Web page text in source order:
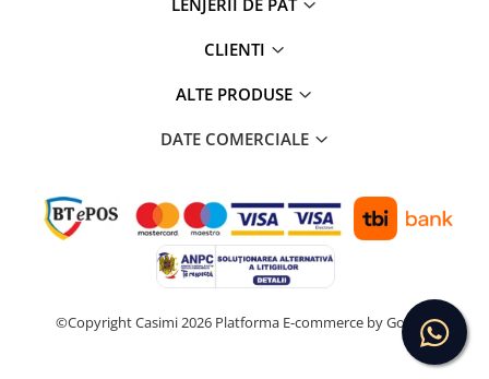
CLIENTI
ALTE PRODUSE
DATE COMERCIALE
©Copyright Casimi 2026 Platforma E-commerce by Gomag